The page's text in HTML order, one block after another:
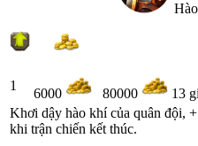
1
6000 80000 13
Khơi dậy hào khí của quân đội,
khi trận chiến kết thúc.